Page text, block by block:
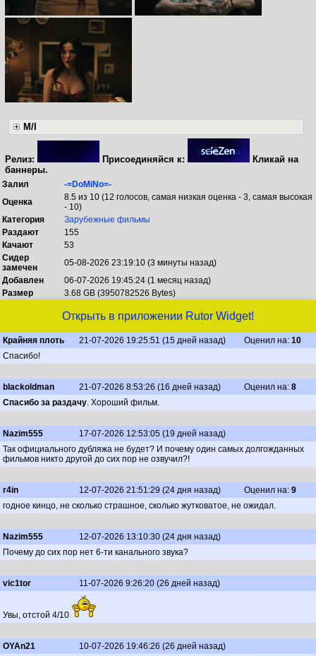
M/I
Релиз: Присоединяйся к:
Кликай на
баннеры.
Залил
-=DoMiNo=-
Оценка
8.5 из 10 (12 голосов, самая низкая оценка - 3, самая высокая
- 10)
Категория
Зарубежные фильмы
Раздают
155
Качают
53
Сидер
замечен
05-08-2026 23:19:10 (3 минуты назад)
Добавлен
06-07-2026 19:45:24 (1 месяц назад)
Размер
3.68 GB (3950782526 Bytes)
Открыть в приложении Rutor Widget!
Крайняя плоть 21-07-2026 19:25:51 (15 дней назад) Оценил на: 10
Спасибо!
blackoldman 21-07-2026 8:53:26 (16 дней назад) Оценил на: 8
Спасибо за раздачу. Хороший фильм.
Nazim555
17-07-2026 12:53:05 (19 дней назад)
Так официального дубляжа не будет? И почему один самых долгожданных
фильмов никто другой до сих пор не озвучил?!
r4in 12-07-2026 21:51:29 (24 дня назад) Оценил на: 9
годное кинцо, не сколько страшное, сколько жутковатое, не ожидал.
Nazim555
12-07-2026 13:10:30 (24 дня назад)
Почему до сих пор нет 6-ти канального звука?
vic1tor 11-07-2026 9:26:20 (26 дней назад)
Увы, отстой 4/10
OYAn21
10-07-2026 19:46:26 (26 дней назад)